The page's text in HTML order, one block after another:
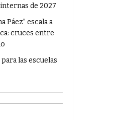
de 2027
Páez” escala a
cruces entre
las escuelas